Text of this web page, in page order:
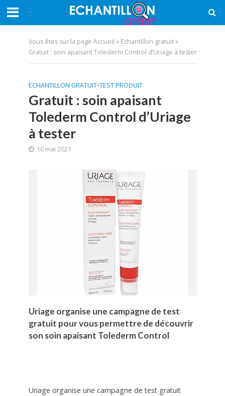
Vous êtes sur la page Accueil » Echantillon gratuit»
Gratuit : soin apaisant Tolederm Control d’Uriage à tester
ECHANTILLON GRATUIT•TEST PRODUIT
Gratuit : soin apaisant
Tolederm Control d’Uriage
à tester
10 mai 2021
Uriage organise une campagne de test
gratuit pour vous permettre de découvrir
son soin apaisant Tolederm Control
Uriage organise une campagne de test gratuit